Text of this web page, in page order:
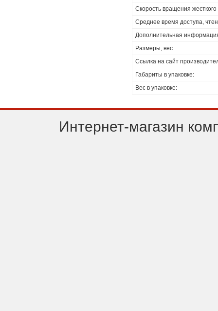
Скорость вращения
Среднее время доступа,
Дополнительная
Размеры, вес
Ссылка на сайт
Габариты в упаковке:
Вес в упаковке:
Интернет-магазин